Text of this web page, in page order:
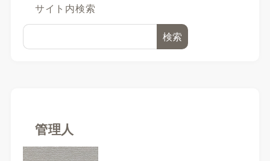
サイト内検索
検索
管理人